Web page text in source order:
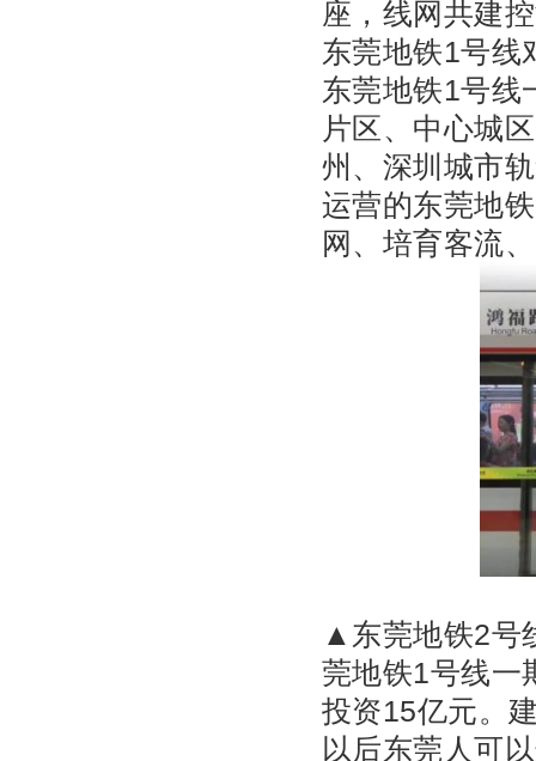
座，线网共建
东莞地铁1号线
东莞地铁1号
片区、中心城
州、深圳城市
运营的东莞地
网、培育客流
▲东莞地铁2号
莞地铁1号线一
投资15亿元。
以后东莞人可